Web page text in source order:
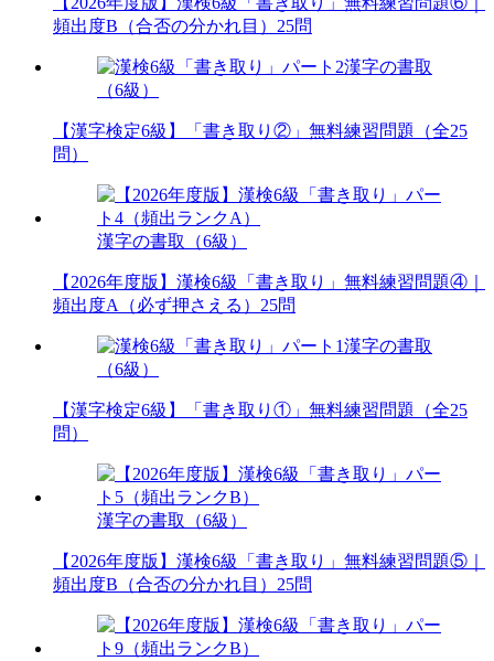
頻出度B（合否の分かれ目）25問
漢字の書取
（6級）
【漢字検定6級】「書き取り②」無料練習問題（全25
問）
漢字の書取（6級）
【2026年度版】漢検6級「書き取り」無料練習問題④｜
頻出度A（必ず押さえる）25問
漢字の書取
（6級）
【漢字検定6級】「書き取り①」無料練習問題（全25
問）
漢字の書取（6級）
【2026年度版】漢検6級「書き取り」無料練習問題⑤｜
頻出度B（合否の分かれ目）25問